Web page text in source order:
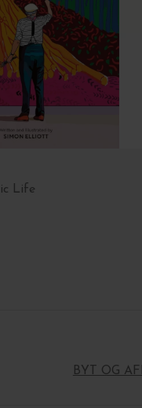
Life
BYT OG